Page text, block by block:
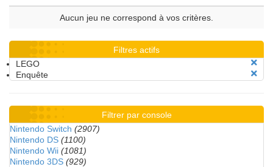
Aucun jeu ne correspond à vos critères.
Filtres actifs
LEGO
Enquête
Filtrer par console
Nintendo Switch (2907)
Nintendo DS (1100)
Nintendo Wii (1081)
Nintendo 3DS (929)